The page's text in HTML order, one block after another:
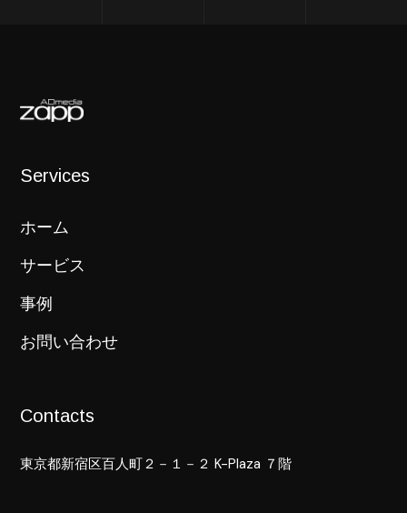
Services
ホーム
サービス
事例
お問い合わせ
Contacts
東京都新宿区百人町２－１－２ K-Plaza ７階